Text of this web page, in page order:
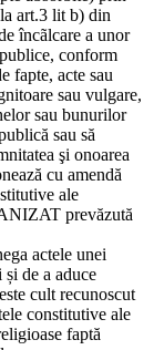
art.3 lit b) din
încãlcare a unor
conform
fapte, acte sau
sau vulgare,
sau bunurilor
sau să
şi onoarea
cu amendă
ale
prevăzută
actele unei
de a aduce
cult recunoscut
constitutive ale
faptă